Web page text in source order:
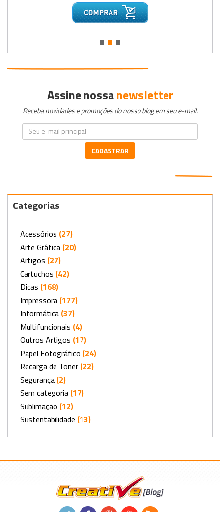
•••
Assine nossanewsletter
Receba novidades e promoções do nosso blog em seu e-mail.
CADASTRAR
Categorias
Acessórios (27)
Arte Gráfica (20)
Artigos (27)
Cartuchos (42)
Dicas (168)
Impressora (177)
Informática (37)
Multifuncionais (4)
Outros Artigos (17)
Papel Fotográfico (24)
Recarga de Toner (22)
Segurança (2)
Sem categoria (17)
Sublimação (12)
Sustentabilidade (13)